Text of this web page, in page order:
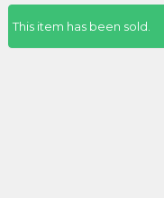
This item has been sold.